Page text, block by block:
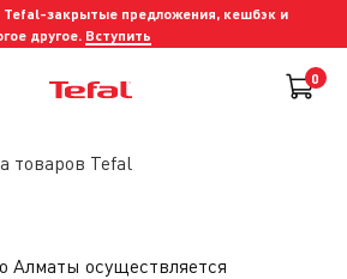
Tefal-закрытые предложения, кешбэк и
другое. Вступить
0
товаров Tefal
Алматы осуществляется